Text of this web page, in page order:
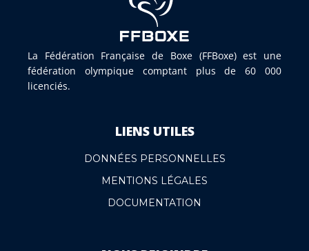
La Fédération Française de Boxe (FFBoxe) est une
fédération olympique comptant plus de 60 000
licenciés.
LIENS UTILES
DONNÉES PERSONNELLES
MENTIONS LÉGALES
DOCUMENTATION